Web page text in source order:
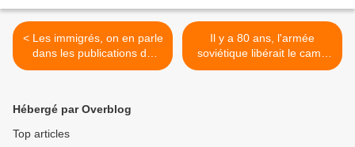
< Les immigrés, on en parle
dans les publications du
Céas de la Mayenne
Il y a 80 ans, l'armée
soviétique libérait le camp
d'Auschwitz-Birkenau >
Hébergé par Overblog
Top articles